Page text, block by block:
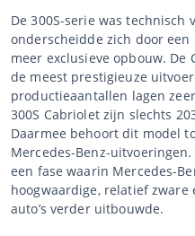
De 300S-serie was technisch
onderscheidde zich door
meer exclusieve opbouw. De
de meest prestigieuze
productieaantallen lagen
300S Cabriolet zijn slechts
Daarmee behoort dit model
Mercedes-Benz-
een fase waarin Mercedes-
hoogwaardige, relatief
auto’s verder uitbouwde.